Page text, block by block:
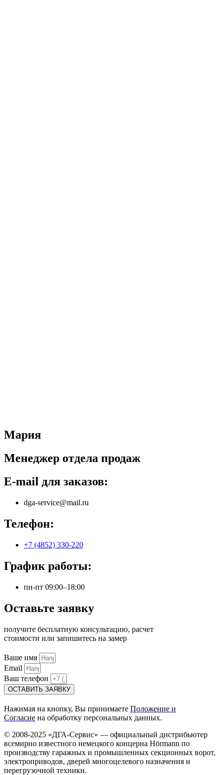
Мария
Менеджер отдела продаж
E-mail для заказов:
dga-service@mail.ru
Телефон:
+7 (4852) 330-220
График работы:
пн-пт 09:00–18:00
Оставьте заявку
получите бесплатную консультацию, расчет
стоимости или запишитесь на замер
Ваше имя
Email
Ваш телефон
ОСТАВИТЬ ЗАЯВКУ
Нажимая на кнопку, Вы принимаете Положение и
Согласие на обработку персональных данных.
© 2008-2025 «ДГА-Сервис» — официальный дистрибьютер
всемирно известного немецкого концерна Hörmann по
производству гаражных и промышленных секционных ворот,
электроприводов, дверей многоцелевого назначения и
перегрузочной техники.